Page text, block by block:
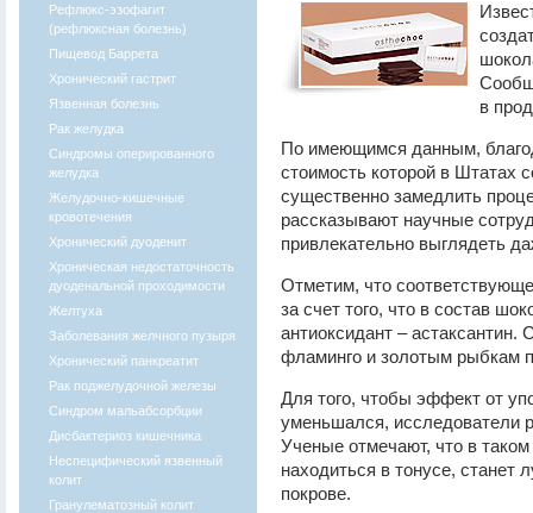
Рефлюкс-эзофагит
(рефлюксная болезнь)
Пищевод Баррета
Хронический гастрит
Язвенная болезнь
Рак желудка
Синдромы оперированного
желудка
Желудочно-кишечные
кровотечения
Хронический дуоденит
Хроническая недостаточность
дуоденальной проходимости
Желтуха
Заболевания желчного пузыря
Хронический панкреатит
Рак поджелудочной железы
Синдром мальабсорбции
Дисбактериоз кишечника
Неспецифический язвенный
колит
Гранулематозный колит
в
По имеющимся данным,
стоимость которой в Штатах
существенно замедлить
рассказывают научные
привлекательно выглядеть
Отметим, что
за счет того, что в состав
антиоксидант – астаксантин.
фламинго и золотым рыбкам
Для того, чтобы эффект от
уменьшался, исследователи
Ученые отмечают, что в
находиться в тонусе, станет
покрове.